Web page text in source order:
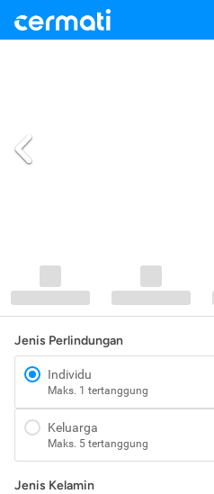
Jenis Perlindungan
Individu
Maks. 1 tertanggung
Keluarga
Maks. 5 tertanggung
Jenis Kelamin